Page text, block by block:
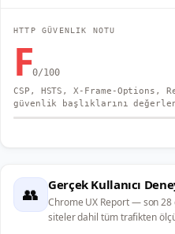
HTTP GÜVENLIK NOTU
F0/100
CSP, HSTS, X-Frame-Options,
güvenlik başlıklarını
👥 Gerçek Kullanıcı
Chrome UX Report — son 28
siteler dahil tüm trafikten